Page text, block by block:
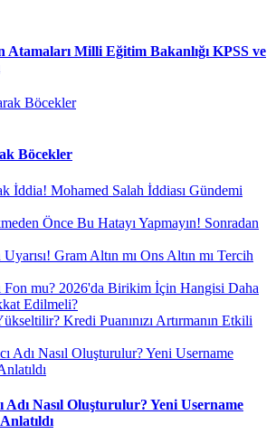
Atamaları Milli Eğitim Bakanlığı KPSS ve
Böcekler
Adı Nasıl Oluşturulur? Yeni Username